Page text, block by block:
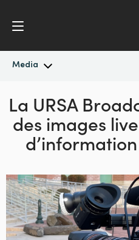
Media
Actualités
Archives de presse
Argentina
Australia
Austria
Brazil
Canada
China
La URSA
des images